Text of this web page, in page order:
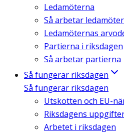
Ledamöterna
Så arbetar
Ledamöternas
Partierna i riksdagen
Så arbetar partierna
Så fungerar riksdagen
Så fungerar riksdagen
Utskotten och EU-
Riksdagens
Arbetet i riksdagen